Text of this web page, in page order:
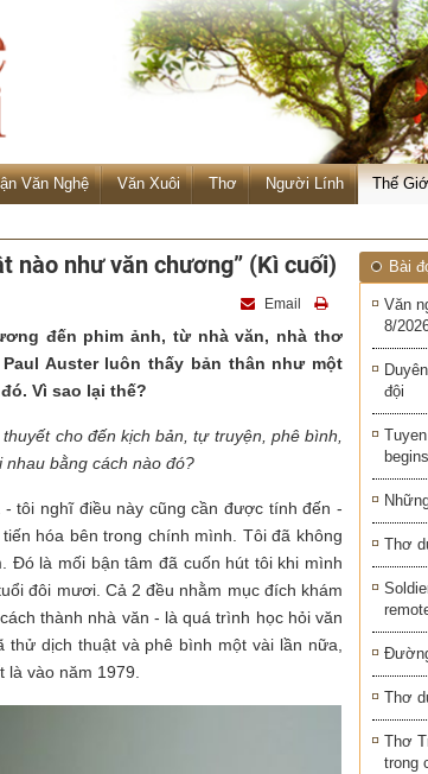
Văn Nghệ Văn Xuôi Thơ Người Lính Thế
nào như văn chương” (Kì cuối)
Email
đến phim ảnh, từ nhà văn, nhà thơ
Auster luôn thấy bản thân như một
Vì sao lại thế?
cho đến kịch bản, tự truyện, phê bình,
nhau bằng cách nào đó?
tôi nghĩ điều này cũng cần được tính đến -
hóa bên trong chính mình. Tôi đã không
Đó là mối bận tâm đã cuốn hút tôi khi mình
đôi mươi. Cả 2 đều nhằm mục đích khám
thành nhà văn - là quá trình học hỏi văn
dịch thuật và phê bình một vài lần nữa,
là vào năm 1979.
Bài
Văn
8/
đội
Thơ
Thơ
Thơ
trong